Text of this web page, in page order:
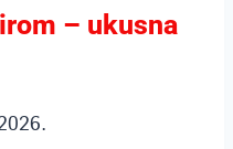
– ukusna